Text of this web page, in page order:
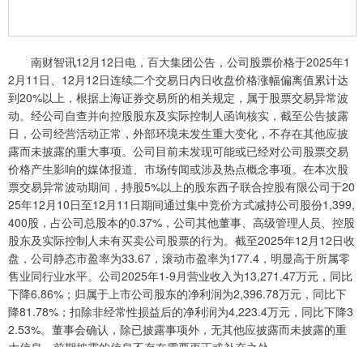
南财智讯12月12日电，百大集团公告，公司股票价格于2025年1
2月11日、12月12日连续二个交易日内日收盘价格涨幅偏离值累计达
到20%以上，根据上海证券交易所的相关规定，属于股票交易异常波
动。经公司自查并向控股股东及实际控制人函询核实，截至公告披露
日，公司经营活动正常，外部环境未发生重大变化，不存在其他应披
露而未披露的重大事项。公司目前未发现可能或已经对公司股票交易
价格产生影响的媒体报道、市场传闻或涉及热点概念事项。在本次股
票交易异常波动期间，持股5%以上的股东西子联合控股有限公司于20
25年12月10日至12月11日期间通过集中竞价方式减持公司股份1,399,
400股，占公司总股本的0.37%，公司其他董事、高级管理人员、控股
股东及实际控制人未有买卖公司股票的行为。截至2025年12月12日收
盘，公司静态市盈率为33.67，滚动市盈率为177.4，明显高于所属零
售业同行业水平。公司2025年1-9月营业收入为13,271.47万元，同比
下降6.86%；归属于上市公司股东的净利润为2,396.78万元，同比下
降81.78%；扣除非经常性损益后的净利润为4,223.4万元，同比下降3
2.53%。董事会确认，除已披露事项外，无其他应披露而未披露的重